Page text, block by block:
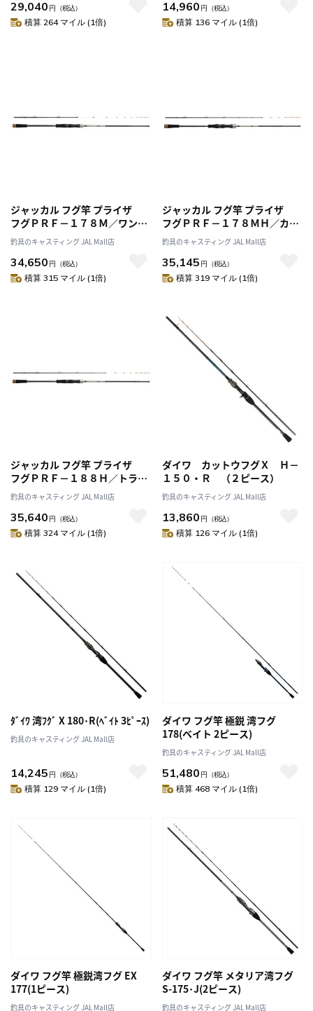
29,040 円 （税込）
積算 264 マイル (1倍)
14,960 円 （税込）
積算 136 マイル (1倍)
ジャッカル フグ竿 プライザ
フグＰＲＦ－１７８Ｍ／ワンフ
グ （ベイト/3ピース/スパイラ
ルガイド）
釣具のキャスティング JAL Mall店
34,650 円 （税込）
積算 315 マイル (1倍)
ジャッカル フグ竿 プライザ
フグＰＲＦ－１７８ＭＨ／カッ
トウ （ベイト/3ピース/スパイ
ラルガイド）
釣具のキャスティング JAL Mall店
35,145 円 （税込）
積算 319 マイル (1倍)
ジャッカル フグ竿 プライザ
フグＰＲＦ－１８８Ｈ／トラフ
グ （ベイト/3ピース/スパイラ
ルガイド）
釣具のキャスティング JAL Mall店
35,640 円 （税込）
積算 324 マイル (1倍)
ダイワ カットウフグＸ Ｈ－
１５０・Ｒ （２ピース）
釣具のキャスティング JAL Mall店
13,860 円 （税込）
積算 126 マイル (1倍)
ﾀﾞｲﾜ 湾ﾌｸﾞ X 180･R(ﾍﾞｲﾄ 3ﾋﾟｰｽ)
釣具のキャスティング JAL Mall店
14,245 円 （税込）
積算 129 マイル (1倍)
ダイワ フグ竿 極鋭 湾フグ
178(ベイト 2ピース)
釣具のキャスティング JAL Mall店
51,480 円 （税込）
積算 468 マイル (1倍)
ダイワ フグ竿 極鋭湾フグ EX
177(1ピース)
釣具のキャスティング JAL Mall店
ダイワ フグ竿 メタリア湾フグ
S-175･J(2ピース)
釣具のキャスティング JAL Mall店